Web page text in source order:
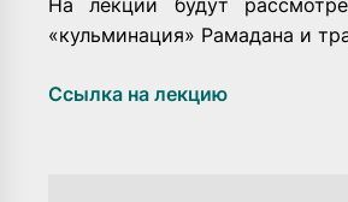
«кульминация» Рамадана и
Ссылка на лекцию